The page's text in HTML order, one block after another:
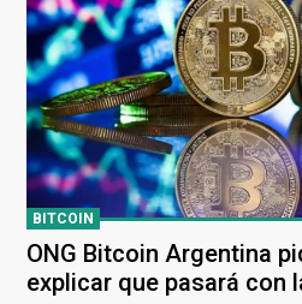
BITCOIN
ONG Bitcoin Argentina
explicar que pasará con